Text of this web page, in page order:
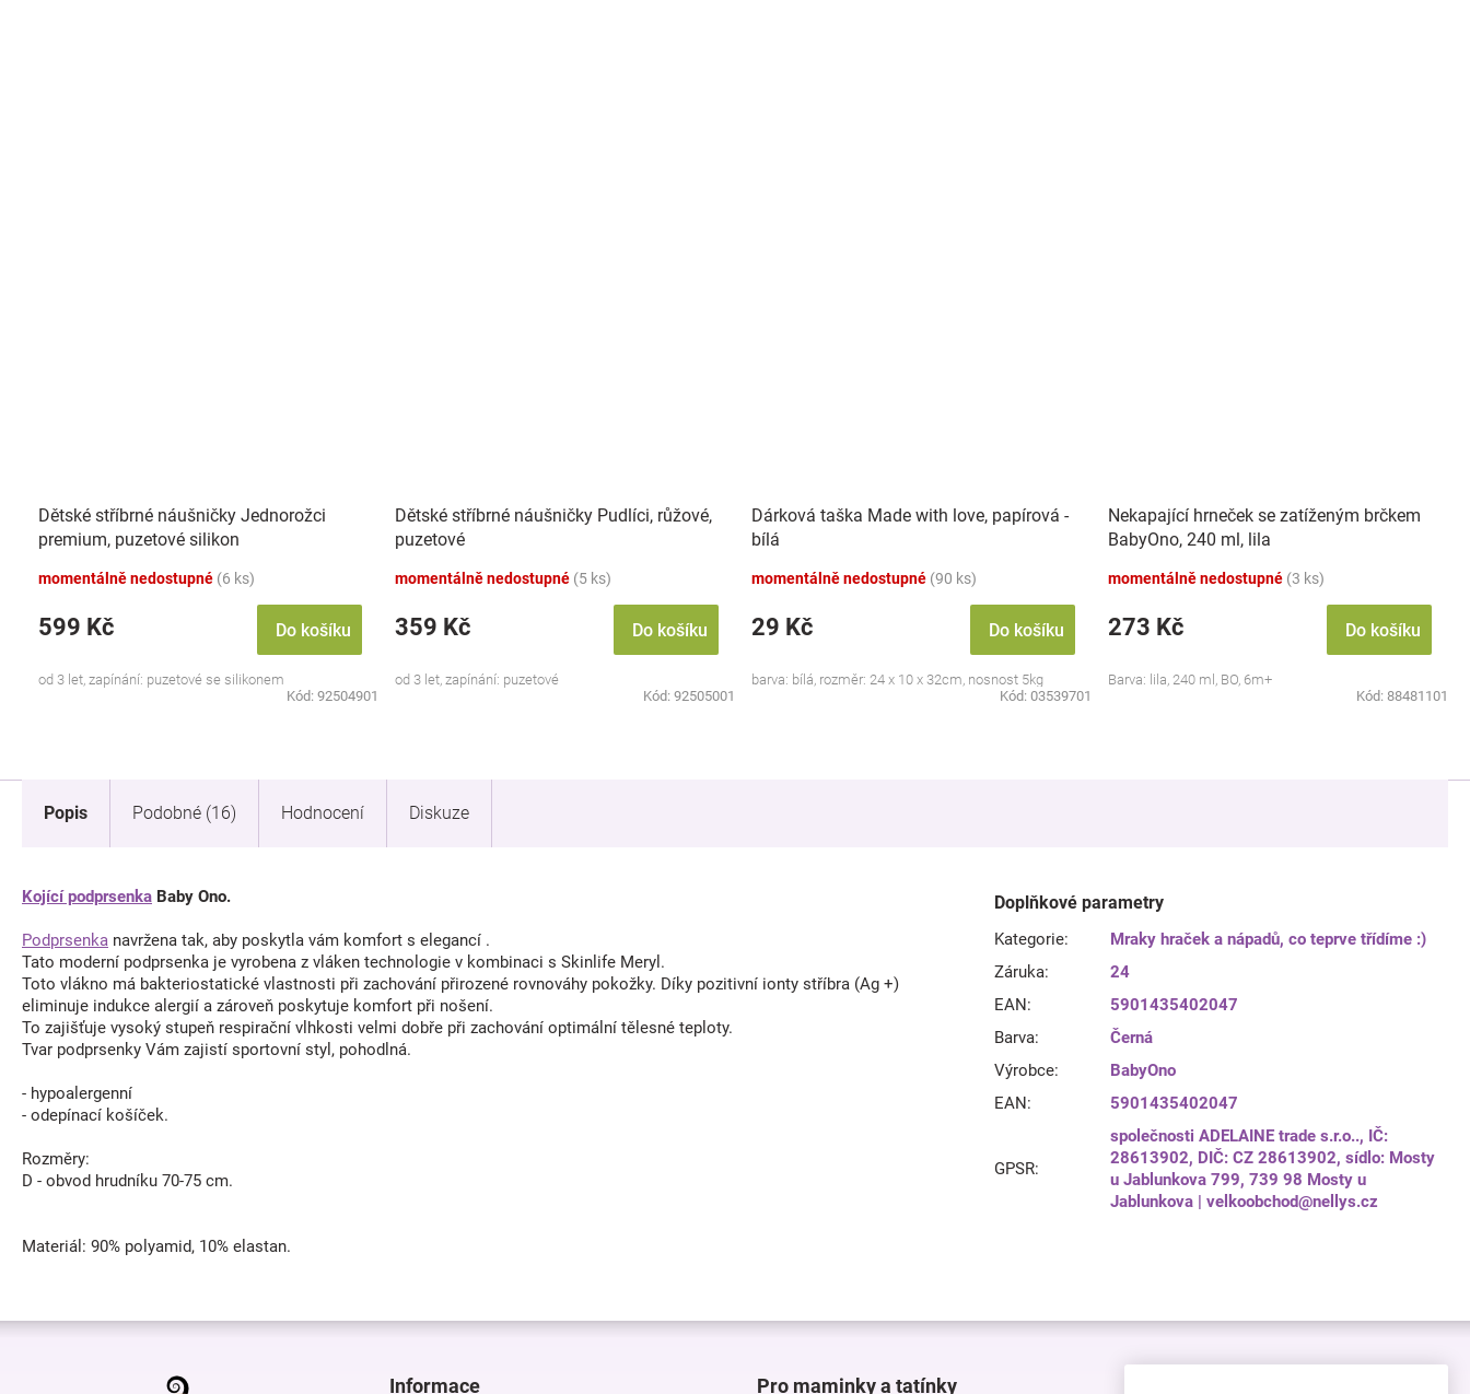
Dětské stříbrné náušničky Jednorožci
premium, puzetové silikon
momentálně nedostupné (6 ks)
599 Kč Do košíku
od 3 let, zapínání: puzetové se silikonem
Kód: 92504901
Dětské stříbrné náušničky Pudlíci, růžové,
puzetové
momentálně nedostupné (5 ks)
359 Kč Do košíku
od 3 let, zapínání: puzetové
Kód: 92505001
Dárková taška Made with love, papírová -
bílá
momentálně nedostupné (90 ks)
29 Kč Do košíku
barva: bílá, rozměr: 24 x 10 x 32cm, nosnost 5kg
Kód: 03539701
Nekapající hrneček se zatíženým brčkem
BabyOno, 240 ml, lila
momentálně nedostupné (3 ks)
273 Kč Do košíku
Barva: lila, 240 ml, BO, 6m+
Kód: 88481101
Popis Podobné (16) Hodnocení Diskuze
Kojící podprsenka Baby Ono.
Podprsenka navržena tak, aby poskytla vám komfort s elegancí .
Tato moderní podprsenka je vyrobena z vláken technologie v kombinaci s Skinlife Meryl.
Toto vlákno má bakteriostatické vlastnosti při zachování přirozené rovnováhy pokožky. Díky pozitivní ionty stříbra (Ag +)
eliminuje indukce alergií a zároveň poskytuje komfort při nošení.
To zajišťuje vysoký stupeň respirační vlhkosti velmi dobře při zachování optimální tělesné teploty.
Tvar podprsenky Vám zajistí sportovní styl, pohodlná.
- hypoalergenní
- odepínací košíček.
Rozměry:
D - obvod hrudníku 70-75 cm.
Materiál: 90% polyamid, 10% elastan.
Doplňkové parametry
Kategorie:
Mraky hraček a nápadů, co teprve třídíme :)
Záruka:
24
EAN:
5901435402047
Barva:
Černá
Výrobce:
BabyOno
EAN: 5901435402047
GPSR:
společnosti ADELAINE trade s.r.o.., IČ:
28613902, DIČ: CZ 28613902, sídlo: Mosty
u Jablunkova 799, 739 98 Mosty u
Jablunkova | velkoobchod@nellys.cz
Z
Informace Pro maminky a tatínky